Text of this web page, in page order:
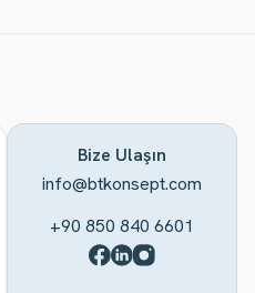
Bize Ulaşın
info@btkonsept.com
+90 850 840 6601